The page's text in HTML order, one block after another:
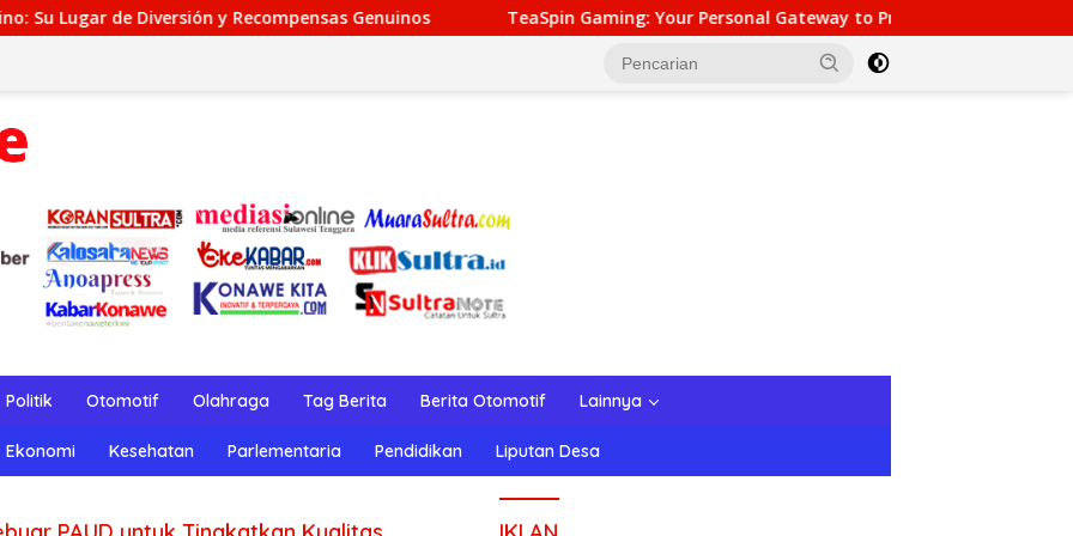
Diversión y Recompensas Genuinos TeaSpin Gaming: Your Personal Gateway to Premium Online Gambling Quality
Politik Otomotif Olahraga Tag Berita Berita Otomotif Lainnya
Ekonomi Kesehatan Parlementaria Pendidikan Liputan Desa